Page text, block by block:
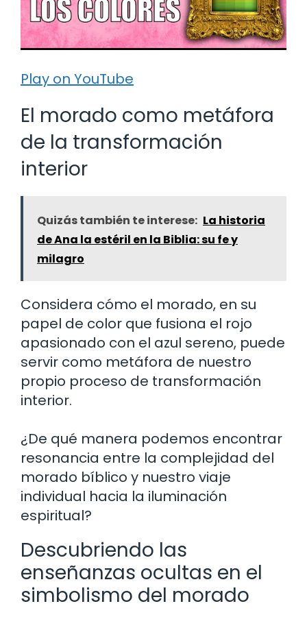
Play on YouTube
El morado como metáfora
de la transformación
interior
Quizás también te interese: La historia
de Ana la estéril en la Biblia: su fe y
milagro
Considera cómo el morado, en su
papel de color que fusiona el rojo
apasionado con el azul sereno, puede
servir como metáfora de nuestro
propio proceso de transformación
interior.
¿De qué manera podemos encontrar
resonancia entre la complejidad del
morado bíblico y nuestro viaje
individual hacia la iluminación
espiritual?
Descubriendo las
enseñanzas ocultas en el
simbolismo del morado